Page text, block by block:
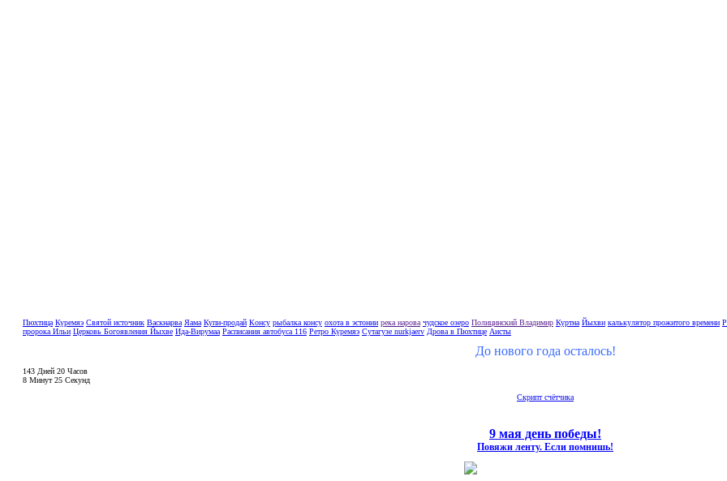
Пюхтица Куремяэ Святой источник Васкнарва Яама Купи-продай Консу рыбалка консу охота в эстонии река нарова чудское озеро Полицинский Владимир Куртна Йыхви калькулятор прожитого времени
пророка Ильи Церковь Богоявления Йыхве Ида-Вирумаа Расписания автобуса 116 Ретро Куремяэ Сутагузе nurkjaerv Дрова в Пюхтице Аисты
До нового года осталось!
143 Дней 20 Часов
8 Минут 24 Секунд
Скрипт счётчика
9 мая день победы!
Повяжи ленту. Если помнишь!